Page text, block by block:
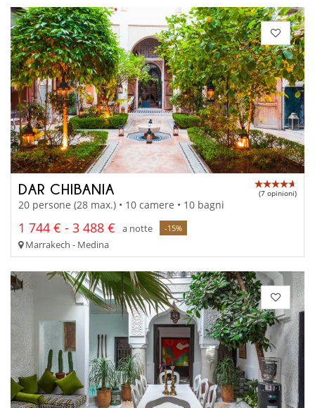
DAR CHIBANIA (7 opinioni)
20 persone (28 max.) • 10 camere • 10 bagni
1 744 € - 3 488 € a notte -15%
Marrakech - Medina